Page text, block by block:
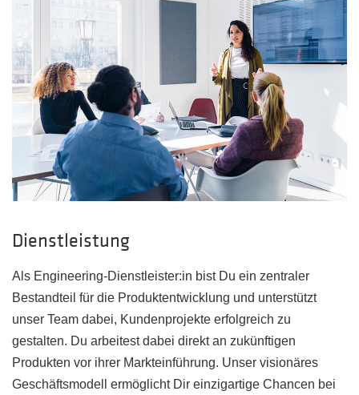
Dienstleistung
Als Engineering-Dienstleister:in bist Du ein zentraler
Bestandteil für die Produktentwicklung und unterstützt
unser Team dabei, Kundenprojekte erfolgreich zu
gestalten. Du arbeitest dabei direkt an zukünftigen
Produkten vor ihrer Markteinführung. Unser visionäres
Geschäftsmodell ermöglicht Dir einzigartige Chancen bei